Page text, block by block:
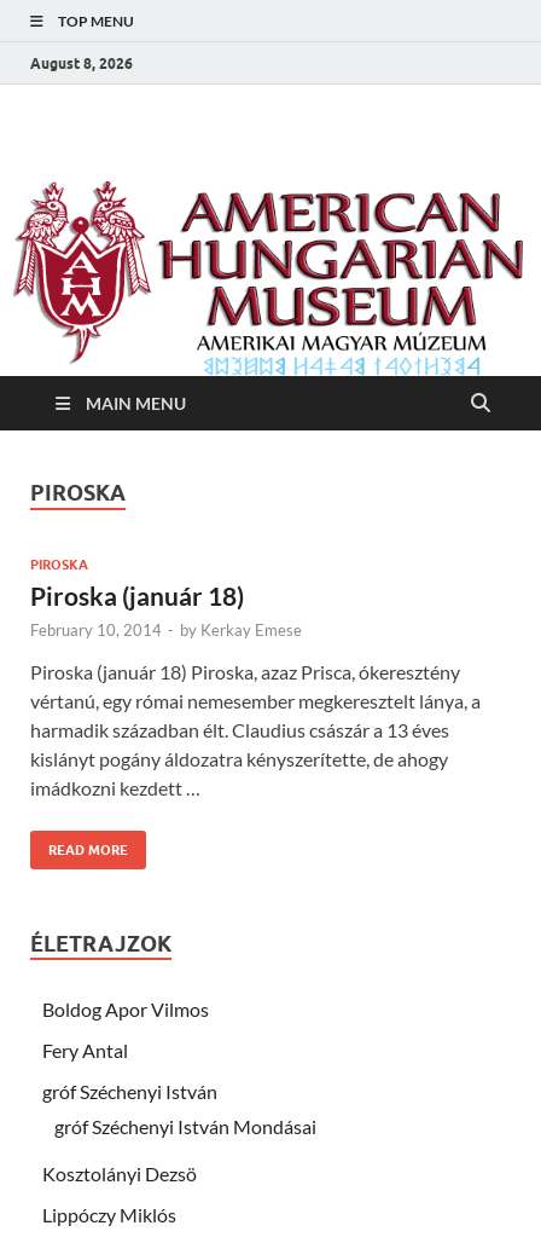
TOP MENU
August 8, 2026
Amerikai Magyar
Múzeum
MAIN MENU
PIROSKA
PIROSKA
Piroska (január 18)
February 10, 2014 - by Kerkay Emese
Piroska (január 18) Piroska, azaz Prisca, ókeresztény
vértanú, egy római nemesember megkeresztelt lánya, a
harmadik században élt. Claudius császár a 13 éves
kislányt pogány áldozatra kényszerítette, de ahogy
imádkozni kezdett …
READ MORE
ÉLETRAJZOK
Boldog Apor Vilmos
Fery Antal
gróf Széchenyi István
gróf Széchenyi István Mondásai
Kosztolányi Dezsö
Lippóczy Miklós